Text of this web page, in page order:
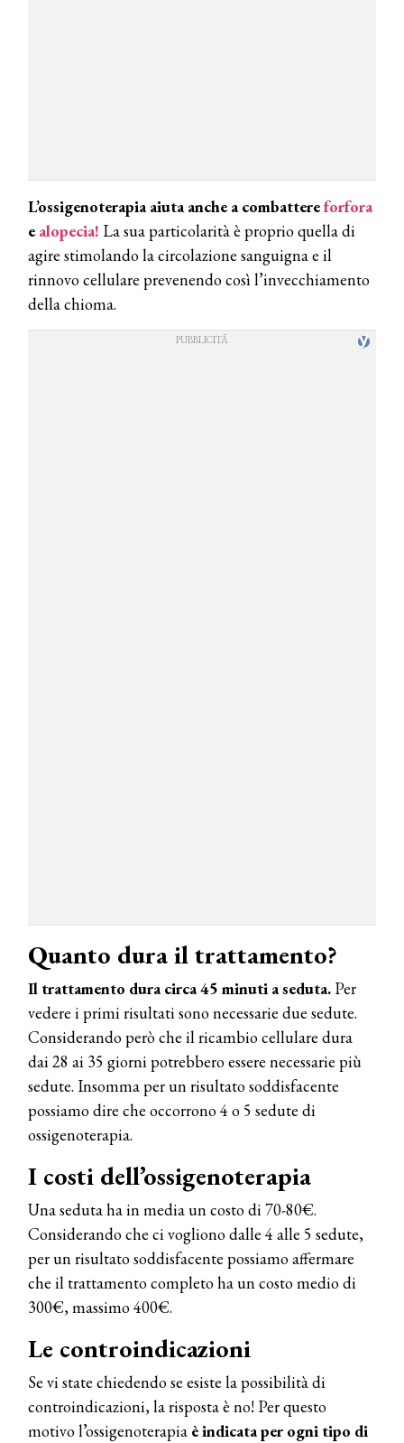
L’ossigenoterapia aiuta anche a combattereforfora
e alopecia! La sua particolarità è proprio quella di
agire stimolando la circolazione sanguigna e il
rinnovo cellulare prevenendo così l’invecchiamento
della chioma.
Quanto dura il trattamento?
Il trattamento dura circa 45 minuti a seduta. Per
vedere i primi risultati sono necessarie due sedute.
Considerando però che il ricambio cellulare dura
dai 28 ai 35 giorni potrebbero essere necessarie più
sedute. Insomma per un risultato soddisfacente
possiamo dire che occorrono 4 o 5 sedute di
ossigenoterapia.
I costi dell’ossigenoterapia
Una seduta ha in media un costo di 70-80€.
Considerando che ci vogliono dalle 4 alle 5 sedute,
per un risultato soddisfacente possiamo affermare
che il trattamento completo ha un costo medio di
300€, massimo 400€.
Le controindicazioni
Se vi state chiedendo se esiste la possibilità di
controindicazioni, la risposta è no! Per questo
motivo l’ossigenoterapia è indicata per ogni tipo di